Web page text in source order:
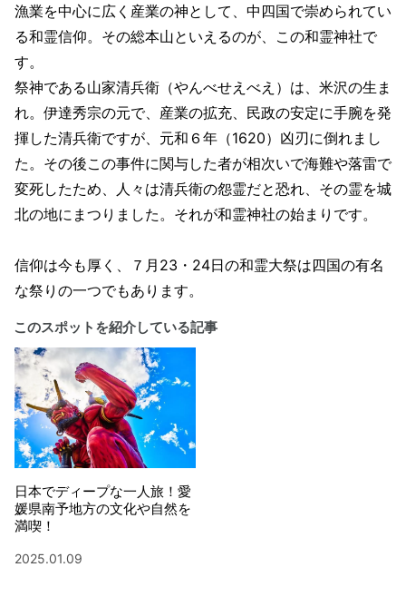
漁業を中心に広く産業の神として、中四国で崇められてい
る和霊信仰。その総本山といえるのが、この和霊神社で
す。
祭神である山家清兵衛（やんべせえべえ）は、米沢の生ま
れ。伊達秀宗の元で、産業の拡充、民政の安定に手腕を発
揮した清兵衛ですが、元和６年（1620）凶刃に倒れまし
た。その後この事件に関与した者が相次いで海難や落雷で
変死したため、人々は清兵衛の怨霊だと恐れ、その霊を城
北の地にまつりました。それが和霊神社の始まりです。
信仰は今も厚く、７月23・24日の和霊大祭は四国の有名
な祭りの一つでもあります。
このスポットを紹介している記事
日本でディープな一人旅！愛
媛県南予地方の文化や自然を
満喫！
2025.01.09